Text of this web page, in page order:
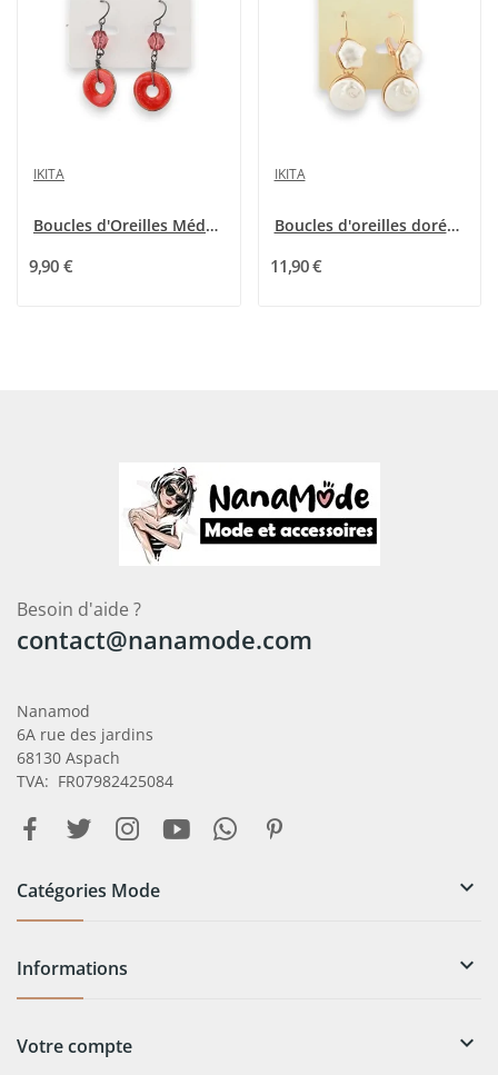
IKITA
Boucles d'Oreilles Médaillon Bicolore Ikita
9,90 €
IKITA
Boucles d'oreilles dorées perles martelées...
11,90 €
Besoin d'aide ?
contact@nanamode.com
Nanamod
6A rue des jardins
68130 Aspach
TVA: FR07982425084
Catégories Mode 
Informations 
Votre compte 